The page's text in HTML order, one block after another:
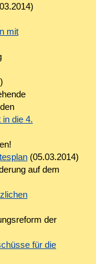
mit
die 4.
(05.03.2014)
auf dem
der
für die